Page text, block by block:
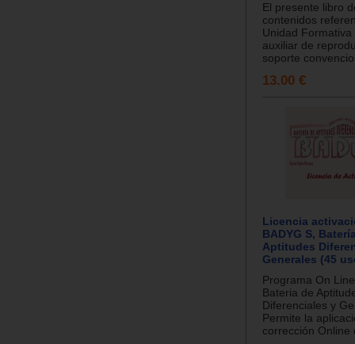
El presente libro
contenidos
Unidad Formativa
auxiliar de
soporte
13.00 €
Licencia
BADYG S,
Aptitudes
Generales (45
Programa On
Bateria de
Diferenciales y
Permite la
corrección Online